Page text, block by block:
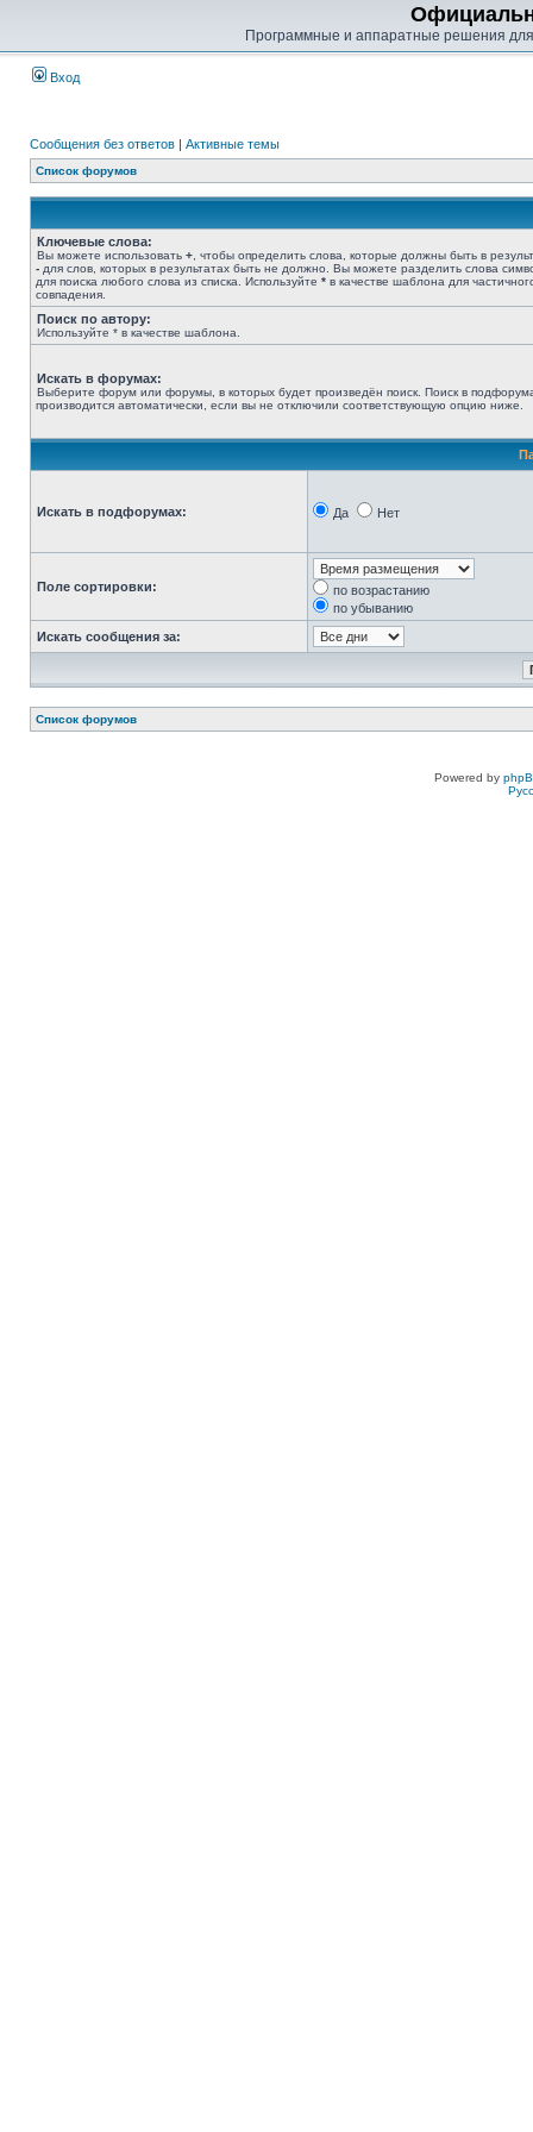
Программные и аппаратные решения
Вход
Сообщения без ответов | Активные темы
Список форумов
Ключевые слова:
Вы можете использовать + , чтобы определить слова, которые должны быть в
- для слов, которых в результатах быть не должно. Вы можете разделить слова
для поиска любого слова из списка. Используйте * в качестве шаблона для
совпадения.
Поиск по автору:
Используйте * в качестве шаблона.
Искать в форумах:
Выберите форум или форумы, в которых будет произведён поиск. Поиск в
производится автоматически, если вы не отключили соответствующую опцию ниже.
Искать в подфорумах: Да Нет
Поле сортировки:
по возрастанию
по убыванию
Искать сообщения за:
Список форумов
Powered by